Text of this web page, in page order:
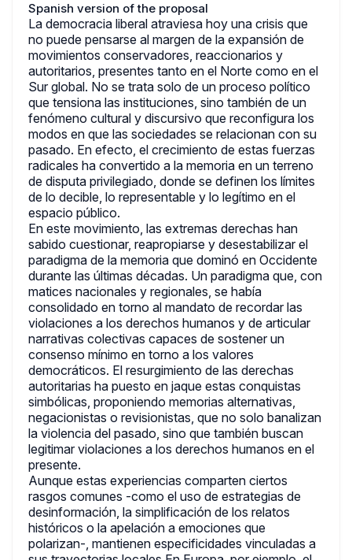
Spanish version of the proposal
La democracia liberal atraviesa hoy una crisis que
no puede pensarse al margen de la expansión de
movimientos conservadores, reaccionarios y
autoritarios, presentes tanto en el Norte como en el
Sur global. No se trata solo de un proceso político
que tensiona las instituciones, sino también de un
fenómeno cultural y discursivo que reconfigura los
modos en que las sociedades se relacionan con su
pasado. En efecto, el crecimiento de estas fuerzas
radicales ha convertido a la memoria en un terreno
de disputa privilegiado, donde se definen los límites
de lo decible, lo representable y lo legítimo en el
espacio público.
En este movimiento, las extremas derechas han
sabido cuestionar, reapropiarse y desestabilizar el
paradigma de la memoria que dominó en Occidente
durante las últimas décadas. Un paradigma que, con
matices nacionales y regionales, se había
consolidado en torno al mandato de recordar las
violaciones a los derechos humanos y de articular
narrativas colectivas capaces de sostener un
consenso mínimo en torno a los valores
democráticos. El resurgimiento de las derechas
autoritarias ha puesto en jaque estas conquistas
simbólicas, proponiendo memorias alternativas,
negacionistas o revisionistas, que no solo banalizan
la violencia del pasado, sino que también buscan
legitimar violaciones a los derechos humanos en el
presente.
Aunque estas experiencias comparten ciertos
rasgos comunes -como el uso de estrategias de
desinformación, la simplificación de los relatos
históricos o la apelación a emociones que
polarizan-, mantienen especificidades vinculadas a